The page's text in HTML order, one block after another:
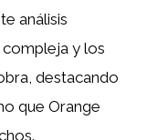
análisis
y los
destacando
que Orange